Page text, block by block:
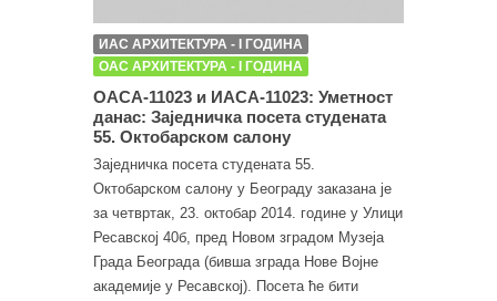
ИАС АРХИТЕКТУРА - I ГОДИНА
ОАС АРХИТЕКТУРА - I ГОДИНА
ОАСА-11023 и ИАСА-11023: Уметност
данас: Заједничка посета студената
55. Октобарском салону
Заједничка посета студената 55.
Октобарском салону у Београду заказана је
за четвртак, 23. октобар 2014. године у Улици
Ресавској 40б, пред Новом зградом Музеја
Града Београда (бивша зграда Нове Војне
академије у Ресавској). Посета ће бити